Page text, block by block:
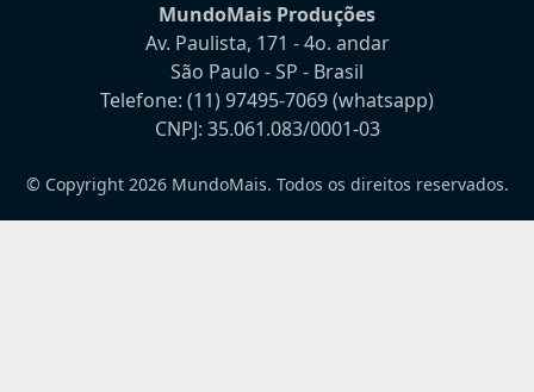
MundoMais Produções
Av. Paulista, 171 - 4o. andar
São Paulo - SP - Brasil
Telefone: (11) 97495-7069(whatsapp)
CNPJ: 35.061.083/0001-03
© Copyright 2026 MundoMais. Todos os direitos reservados.